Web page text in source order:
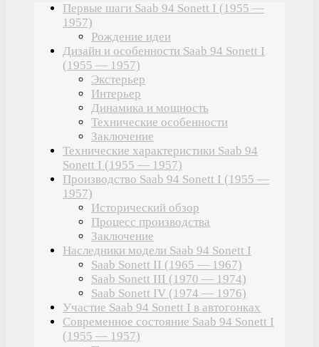
Первые шаги Saab 94 Sonett I (1955 —
1957)
Рождение идеи
Дизайн и особенности Saab 94 Sonett I
(1955 — 1957)
Экстерьер
Интерьер
Динамика и мощность
Технические особенности
Заключение
Технические характеристики Saab 94
Sonett I (1955 — 1957)
Производство Saab 94 Sonett I (1955 —
1957)
Исторический обзор
Процесс производства
Заключение
Наследники модели Saab 94 Sonett I
Saab Sonett II (1965 — 1967)
Saab Sonett III (1970 — 1974)
Saab Sonett IV (1974 — 1976)
Участие Saab 94 Sonett I в автогонках
Современное состояние Saab 94 Sonett I
(1955 — 1957)